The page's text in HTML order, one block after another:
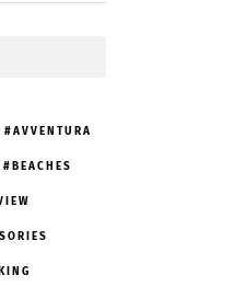
AVVENTURA
BEACHES